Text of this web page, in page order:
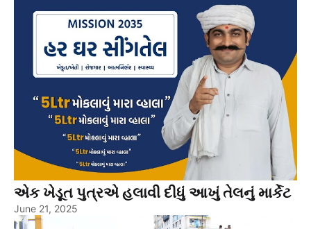
એક ખેડૂત પુત્રએ હલાવી દીધું આખું તેલનું માર્કેટ
June 21, 2025